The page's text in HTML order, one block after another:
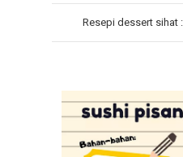
Resepi dessert sihat